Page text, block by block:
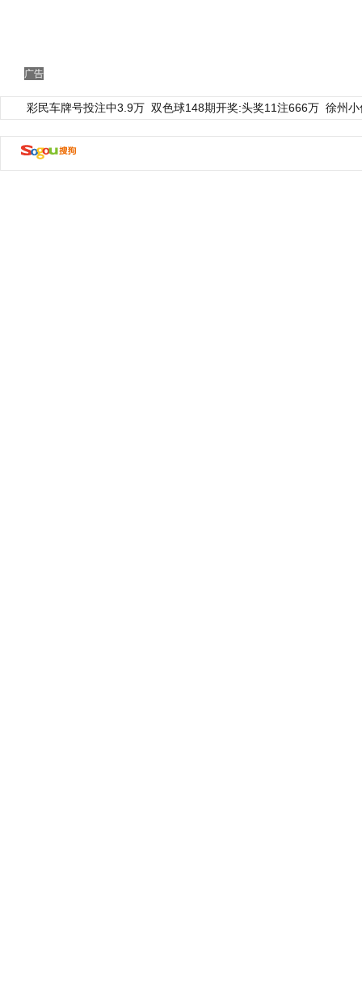
广告
彩民车牌号投注中3.9万 双色球148期开奖:头奖11注666万 徐州